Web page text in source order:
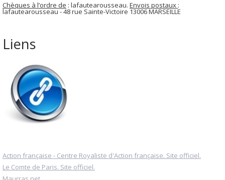
Chèques à l’ordre de : lafautearousseau. Envois postaux :
lafautearousseau - 48 rue Sainte-Victoire 13006 MARSEILLE
Liens
Action française - Centre Royaliste d'Action française. Site officiel.
Le Comte de Paris. Site officiel.